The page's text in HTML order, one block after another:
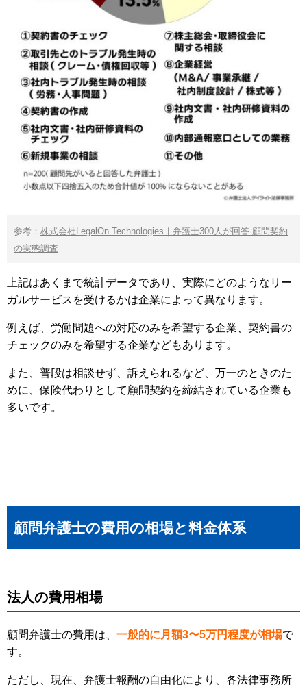
参考： 株式会社LegalOn Technologies｜弁護士300人が回答 顧問契約
の実態調査
上記はあくまで統計データであり、実際にどのようなリー
ガルサービスを受けるかは企業によって異なります。
例えば、労働問題への対応のみを希望する企業、契約書の
チェックのみを希望する企業などもあります。
また、普段は相談せず、訴えられるなど、万一のときのた
めに、保険代わりとして顧問契約を締結されている企業も
多いです。
顧問弁護士の費用の相場と料金体系
法人の費用相場
顧問弁護士の費用は、 一般的に月額3〜5万円程度が相場で
す。
ただし、現在、弁護士報酬の自由化により、各法律事務所